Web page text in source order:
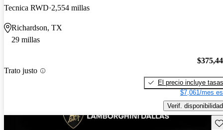
Tecnica RWD 2,554 millas
Richardson, TX
29 millas
Trato justo
El precio incluye tasas
$7,061/mes
Verif. disponibilidad